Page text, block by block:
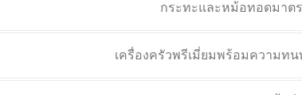
กระทะและหม้อทอดมาต
เครื่องครัวพรีเมี่ยมพร้อมความท